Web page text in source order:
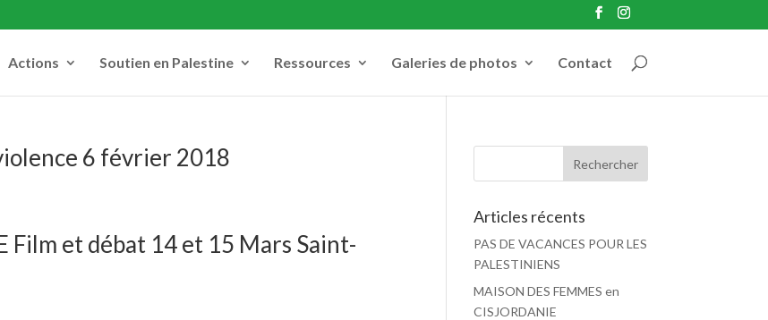
Actions Soutien en Palestine Ressources Galeries de photos Contact
6 février 2018
Film et débat 14 et 15 Mars Saint-
Articles récents
PAS DE VACANCES POUR LES
PALESTINIENS
MAISON DES FEMMES en
CISJORDANIE